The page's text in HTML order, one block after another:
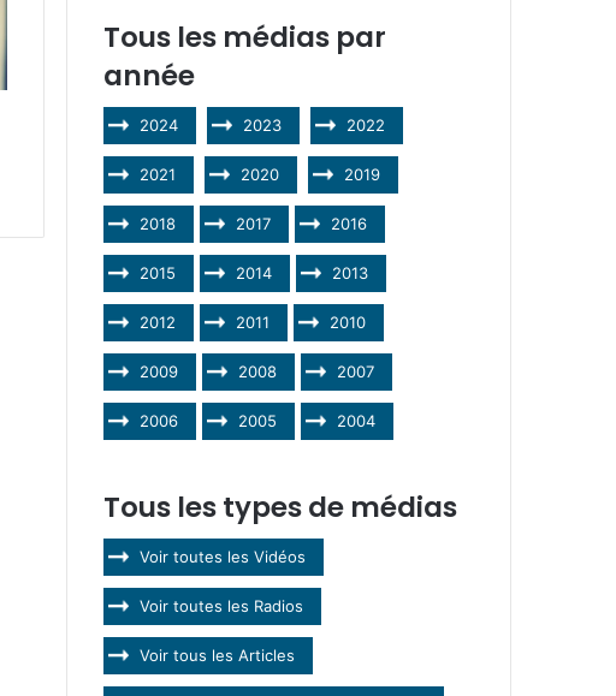
Tous les médias par
année
2024 2023 2022
2021 2020 2019
2018 2017 2016
2015 2014 2013
2012 2011 2010
2009 2008 2007
2006 2005 2004
Tous les types de médias
Voir toutes les Vidéos
Voir toutes les Radios
Voir tous les Articles